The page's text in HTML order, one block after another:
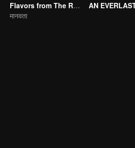
Flavors from The River
मानवता